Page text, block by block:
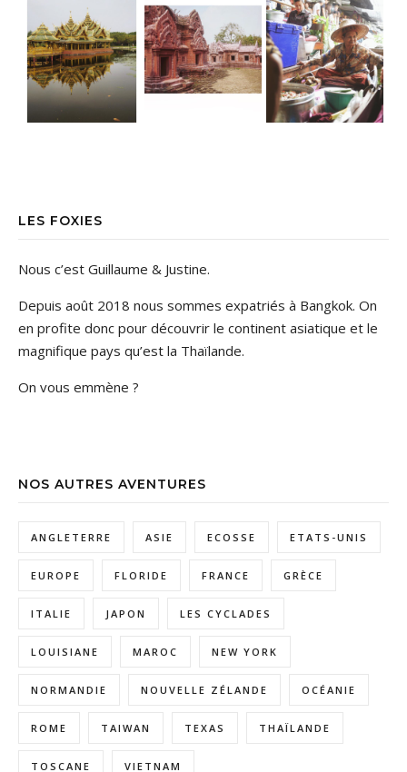
LES FOXIES
Nous c’est Guillaume & Justine.
Depuis août 2018 nous sommes expatriés à Bangkok. On
en profite donc pour découvrir le continent asiatique et le
magnifique pays qu’est la Thaïlande.
On vous emmène ?
NOS AUTRES AVENTURES
ANGLETERRE ASIE ECOSSE ETATS-UNIS
EUROPE FLORIDE FRANCE GRÈCE
ITALIE JAPON LES CYCLADES
LOUISIANE MAROC NEW YORK
NORMANDIE NOUVELLE ZÉLANDE OCÉANIE
ROME TAIWAN TEXAS THAÏLANDE
TOSCANE VIETNAM